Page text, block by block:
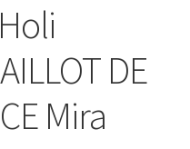
DE
Mira